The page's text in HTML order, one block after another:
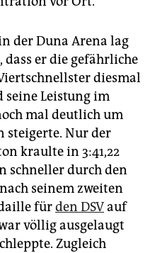
der Duna Arena lag
dass er die gefährliche
diesmal
seine Leistung im
mal deutlich um
steigerte. Nur der
kraulte in 3:41,22
schneller durch den
seinem zweiten
fürden DSVauf
völlig ausgelaugt
Zugleich